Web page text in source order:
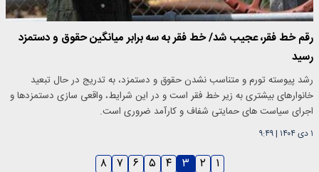
رقم خط فقر، عجیب شد/ خط فقر به سه برابر میانگین حقوق و دستمزد
رسید
رشد پیوسته تورم و متناسب نشدن حقوق و دستمزد، به تدریج در حال تبعید
خانوارهای بیشتری به زیر خط فقر است و در این شرایط، واقعی سازی دستمزدها و
اجرای سیاست های حمایتی شفاف و کارآمد ضروری است.
۱ دی ۱۴۰۴ |۹:۴۹
۱ ۲ ۳ ۴ ۵ ۶ ۷ ۸